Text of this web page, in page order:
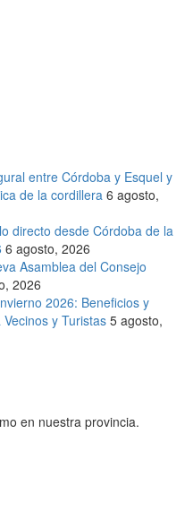
entre Córdoba y Esquel y
de la cordillera 6 agosto,
directo desde Córdoba de la
6 agosto, 2026
Asamblea del Consejo
2026
2026: Beneficios y
y Turistas 5 agosto,
en nuestra provincia.